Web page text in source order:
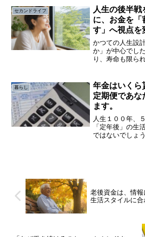
健康であること
「運動不足を解
セカンドライフ
人生の後半
に、お金を「
す」へ視点を
かつての人生設
か」が中心でし
り、寿命も限ら
しかし、その延
は、「十分に備
暮らし
年金はいくら
定期便であな
ます。
人生１００年、
「定年後」の生
ではないでしょ
老後資金は、情
生活スタイルに